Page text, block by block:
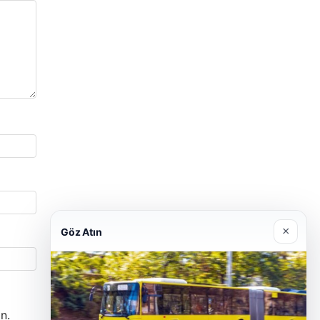
Göz Atın ×